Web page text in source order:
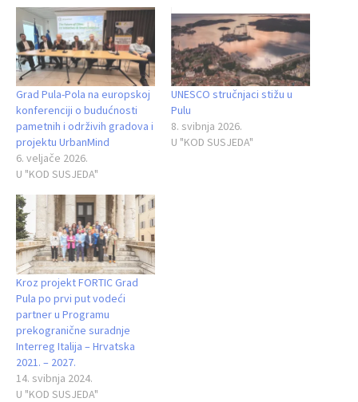
Grad Pula-Pola na europskoj
konferenciji o budućnosti
pametnih i održivih gradova i
projektu UrbanMind
6. veljače 2026.
U "KOD SUSJEDA"
UNESCO stručnjaci stižu u
Pulu
8. svibnja 2026.
U "KOD SUSJEDA"
Kroz projekt FORTIC Grad
Pula po prvi put vodeći
partner u Programu
prekogranične suradnje
Interreg Italija – Hrvatska
2021. – 2027.
14. svibnja 2024.
U "KOD SUSJEDA"